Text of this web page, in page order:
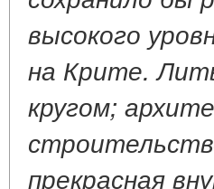
высокого
на Крите.
кругом;
прекрасная